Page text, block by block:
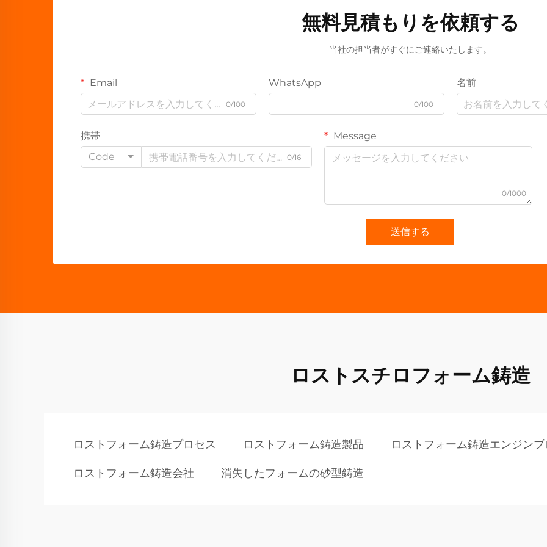
無料見積もりを依頼する
当社の担当者がすぐにご連絡いたします。
Email
0/100
WhatsApp
0/100
名前
携帯
Code
0/16
Message
0/1000
送信する
ロストスチロフォーム鋳造
ロストフォーム鋳造プロセス ロストフォーム鋳造製品 ロストフォーム鋳造エンジンブ
ロストフォーム鋳造会社 消失したフォームの砂型鋳造